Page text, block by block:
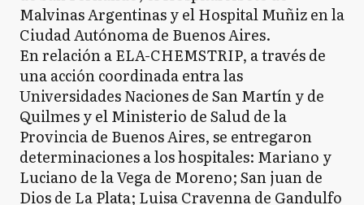
Malvinas Argentinas y el Hospital Muñiz en la
Ciudad Autónoma de Buenos Aires.
En relación a ELA-CHEMSTRIP, a través de
una acción coordinada entra las
Universidades Naciones de San Martín y de
Quilmes y el Ministerio de Salud de la
Provincia de Buenos Aires, se entregaron
determinaciones a los hospitales: Mariano y
Luciano de la Vega de Moreno; San juan de
Dios de La Plata; Luisa Cravenna de Gandulfo